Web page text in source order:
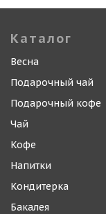
Каталог
Весна
Подарочный чай
Подарочный кофе
Чай
Кофе
Напитки
Кондитерка
Бакалея